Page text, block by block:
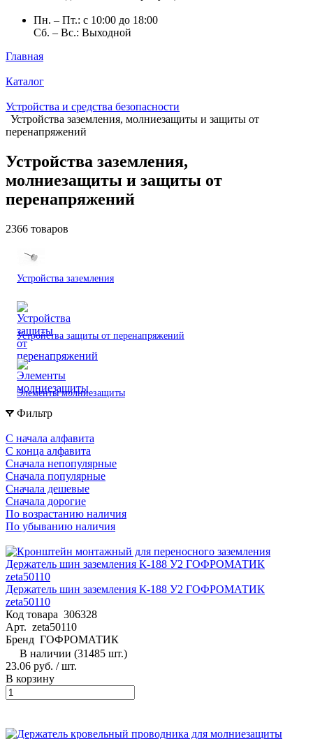
Пн. – Пт.: с 10:00 до 18:00
Сб. – Вс.: Выходной
Главная
Каталог
Устройства и средства безопасности
Устройства заземления, молниезащиты и защиты от
перенапряжений
Устройства заземления,
молниезащиты и защиты от
перенапряжений
2366 товаров
Устройства заземления
Устройства защиты от перенапряжений
Элементы молниезащиты
Фильтр
С начала алфавита
С конца алфавита
Сначала непопулярные
Сначала популярные
Сначала дешевые
Сначала дорогие
По возрастанию наличия
По убыванию наличия
Держатель шин заземления К-188 У2 ГОФРОМАТИК
zeta50110
Код товара 306328
Арт. zeta50110
Бренд ГОФРОМАТИК
В наличии (31485 шт.)
23.06 руб. / шт.
В корзину